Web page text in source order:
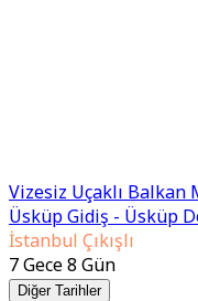
Vizesiz Uçaklı Balkan
Üsküp Gidiş - Üsküp
İstanbul Çıkışlı
7 Gece 8 Gün
Diğer Tarihler